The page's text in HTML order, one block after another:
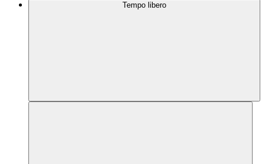
Tempo libero